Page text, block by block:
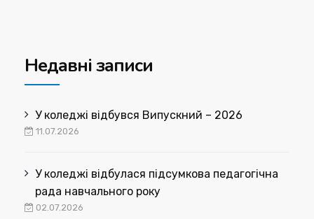
Недавні записи
У коледжі відбувся Випускний – 2026
11.07.2026
У коледжі відбулася підсумкова педагогічна
рада навчального року
02.07.2026